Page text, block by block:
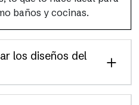
baños y cocinas.
los diseños del